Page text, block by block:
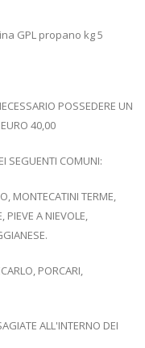
GPL propano kg 5
POSSEDERE UN
40,00
SEGUENTI COMUNI:
MONTECATINI TERME,
PIEVE A NIEVOLE,
PORCARI,
ALL'INTERNO DEI